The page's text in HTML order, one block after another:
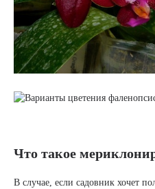
Что такое
В случае, если садовник хочет